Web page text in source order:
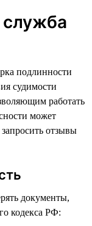
служба
подлинности
судимости
работать
может
отзывы
документы,
кодекса РФ: